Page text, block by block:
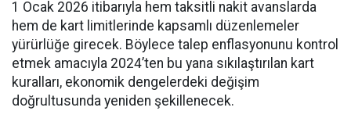
1 Ocak 2026 itibarıyla hem taksitli nakit avanslarda
hem de kart limitlerinde kapsamlı düzenlemeler
yürürlüğe girecek. Böylece talep enflasyonunu kontrol
etmek amacıyla 2024’ten bu yana sıkılaştırılan kart
kuralları, ekonomik dengelerdeki değişim
doğrultusunda yeniden şekillenecek.